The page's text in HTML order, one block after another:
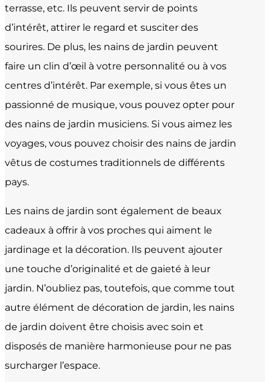
terrasse, etc. Ils peuvent servir de points
d’intérêt, attirer le regard et susciter des
sourires. De plus, les nains de jardin peuvent
faire un clin d’œil à votre personnalité ou à vos
centres d’intérêt. Par exemple, si vous êtes un
passionné de musique, vous pouvez opter pour
des nains de jardin musiciens. Si vous aimez les
voyages, vous pouvez choisir des nains de jardin
vêtus de costumes traditionnels de différents
pays.
Les nains de jardin sont également de beaux
cadeaux à offrir à vos proches qui aiment le
jardinage et la décoration. Ils peuvent ajouter
une touche d’originalité et de gaieté à leur
jardin. N’oubliez pas, toutefois, que comme tout
autre élément de décoration de jardin, les nains
de jardin doivent être choisis avec soin et
disposés de manière harmonieuse pour ne pas
surcharger l’espace.